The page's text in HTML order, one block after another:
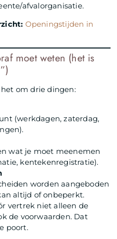
afvalorganisatie.
Openingstijden in
moet weten (het is
om drie dingen:
(werkdagen, zaterdag,
wat je moet meenemen
kentekenregistratie).
worden aangeboden
altijd of onbeperkt.
vertrek niet alleen de
de voorwaarden. Dat
poort.